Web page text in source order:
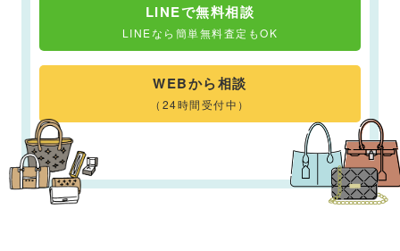
LINEで無料相談
LINEなら簡単無料査定もOK
WEBから相談
（24時間受付中）